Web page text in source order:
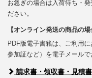
お急ぎの場合は入荷待ち・
ださい。
【オンライン発送の商品の場
PDF版電子書籍は、ご利用
参加証など）を電子メールで
請求書・領収書・見積